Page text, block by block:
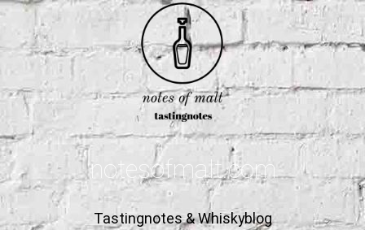
notesofmalt.com
Tastingnotes & Whiskyblog